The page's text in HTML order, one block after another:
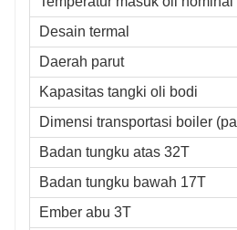
Desain termal
Daerah parut
Kapasitas tangki oli bodi
Dimensi transportasi boiler
Badan tungku atas 32T
Badan tungku bawah 17T
Ember abu 3T